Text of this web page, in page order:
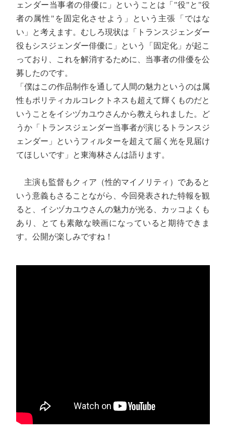
ェンダー当事者の俳優に」ということは「"役"と"役
者の属性"を固定化させよう」という主張「ではな
い」と考えます。むしろ現状は「トランスジェンダー
役もシスジェンダー俳優に」という「固定化」が起こ
っており、これを解消するために、当事者の俳優を公
募したのです。
「僕はこの作品制作を通して人間の魅力というのは属
性もポリティカルコレクトネスも超えて輝くものだと
いうことをイシヅカユウさんから教えられました。ど
うか「トランスジェンダー当事者が演じるトランスジ
ェンダー」というフィルターを超えて届く光を見届け
てほしいです」と東海林さんは語ります。
主演も監督もクィア（性的マイノリティ）であると
いう意義もさることながら、今回発表された特報を観
ると、イシヅカユウさんの魅力が光る、カッコよくも
あり、とても素敵な映画になっていると期待できま
す。公開が楽しみですね！